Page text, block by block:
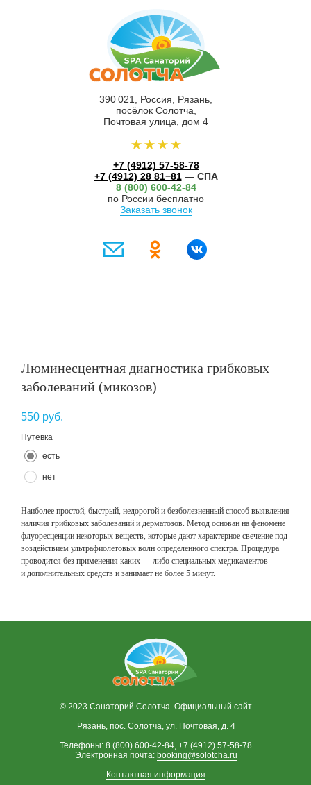
390 021, Россия, Рязань,
посёлок Солотча,
Почтовая улица, дом 4
+7 (4912) 57-58-78
+7 (4912) 28 81−81— СПА
8 (800) 600-42-84
по России бесплатно
Заказать звонок
Люминесцентная диагностика грибковых
заболеваний (микозов)
550 руб.
Путевка
есть
нет
Наиболее простой, быстрый, недорогой и безболезненный способ выявления
наличия грибковых заболеваний и дерматозов. Метод основан на феномене
флуоресценции некоторых веществ, которые дают характерное свечение под
воздействием ультрафиолетовых волн определенного спектра. Процедура
проводится без применения каких — либо специальных медикаментов
и дополнительных средств и занимает не более 5 минут.
© 2023 Санаторий Солотча. Официальный сайт
Рязань, пос. Солотча, ул. Почтовая, д. 4
Телефоны: 8 (800) 600-42-84, +7 (4912) 57-58-78
Электронная почта: booking@solotcha.ru
Контактная информация